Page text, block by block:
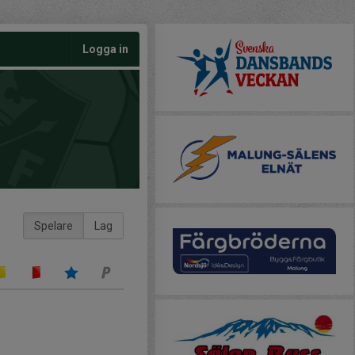
Logga in
Spelare Lag